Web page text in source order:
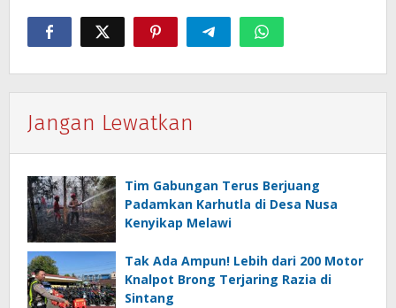
Jangan Lewatkan
Tim Gabungan Terus Berjuang
Padamkan Karhutla di Desa Nusa
Kenyikap Melawi
Tak Ada Ampun! Lebih dari 200 Motor
Knalpot Brong Terjaring Razia di
Sintang